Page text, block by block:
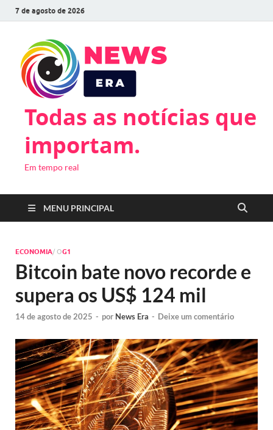
7 de agosto de 2026
Todas as notícias que
importam.
Em tempo real
MENU PRINCIPAL
ECONOMIA/ OG1
Bitcoin bate novo recorde e
supera os US$ 124 mil
14 de agosto de 2025 - por News Era - Deixe um comentário